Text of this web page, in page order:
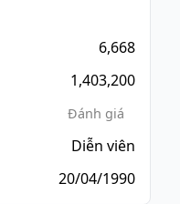
6,668
1,403,200
Đánh giá
Diễn viên
20/04/1990